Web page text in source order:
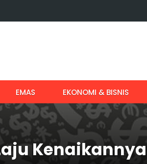
EMAS EKONOMI & BISNIS
Kenaikannya